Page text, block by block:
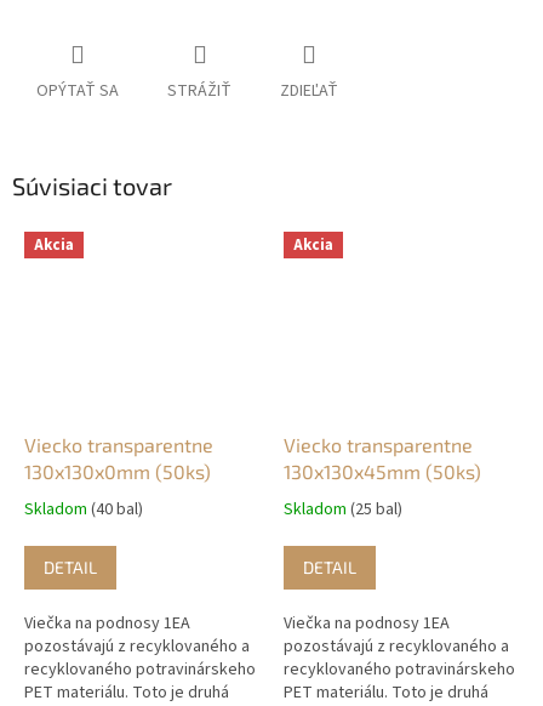
OPÝTAŤ SA STRÁŽIŤ ZDIEĽAŤ
Súvisiaci tovar
Akcia
Viecko transparentne
130x130x0mm (50ks)
Skladom (40 bal)
DETAIL
Viečka na podnosy 1EA
pozostávajú z recyklovaného a
recyklovaného potravinárskeho
PET materiálu. Toto je druhá
Akcia
Viecko transparentne
130x130x45mm (50ks)
Skladom (25 bal)
DETAIL
Viečka na podnosy 1EA
pozostávajú z recyklovaného a
recyklovaného potravinárskeho
PET materiálu. Toto je druhá